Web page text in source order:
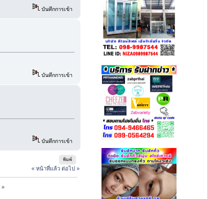
บันทึกการเข้า
บันทึกการเข้า
บันทึกการเข้า
พิมพ์
« หน้าที่แล้ว ต่อไป »
»